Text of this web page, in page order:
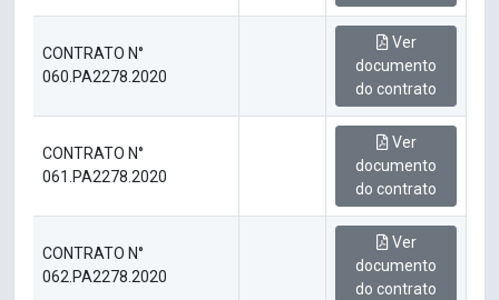
CONTRATO N°
060.PA2278.2020
Ver
documento
do contrato
CONTRATO N°
061.PA2278.2020
Ver
documento
do contrato
CONTRATO N°
062.PA2278.2020
Ver
documento
do contrato